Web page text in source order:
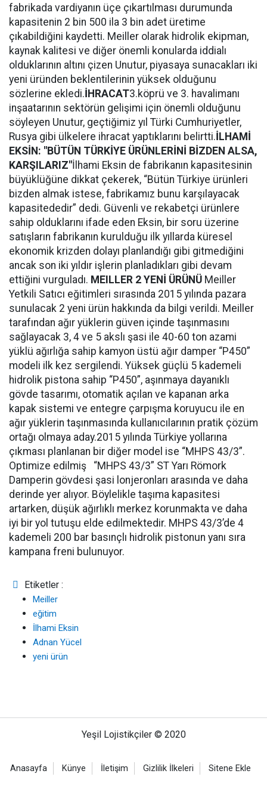
fabrikada vardiyanın üçe çıkartılması durumunda
kapasitenin 2 bin 500 ila 3 bin adet üretime
çıkabildiğini kaydetti. Meiller olarak hidrolik ekipman,
kaynak kalitesi ve diğer önemli konularda iddialı
olduklarının altını çizen Unutur, piyasaya sunacakları iki
yeni üründen beklentilerinin yüksek olduğunu
sözlerine ekledi.İHRACAT3.köprü ve 3. havalimanı
inşaatarının sektörün gelişimi için önemli olduğunu
söyleyen Unutur, geçtiğimiz yıl Türki Cumhuriyetler,
Rusya gibi ülkelere ihracat yaptıklarını belirtti.İLHAMİ
EKSİN: "BÜTÜN TÜRKİYE ÜRÜNLERİNİ BİZDEN ALSA,
KARŞILARIZ"İlhami Eksin de fabrikanın kapasitesinin
büyüklüğüne dikkat çekerek, “Bütün Türkiye ürünleri
bizden almak istese, fabrikamız bunu karşılayacak
kapasitededir” dedi. Güvenli ve rekabetçi ürünlere
sahip olduklarını ifade eden Eksin, bir soru üzerine
satışların fabrikanın kurulduğu ilk yıllarda küresel
ekonomik krizden dolayı planlandığı gibi gitmediğini
ancak son iki yıldır işlerin planladıkları gibi devam
ettiğini vurguladı. MEILLER 2 YENİ ÜRÜNÜ Meiller
Yetkili Satıcı eğitimleri sırasında 2015 yılında pazara
sunulacak 2 yeni ürün hakkında da bilgi verildi. Meiller
tarafından ağır yüklerin güven içinde taşınmasını
sağlayacak 3, 4 ve 5 akslı şasi ile 40-60 ton azami
yüklü ağırlığa sahip kamyon üstü ağır damper “P450”
modeli ilk kez sergilendi. Yüksek güçlü 5 kademeli
hidrolik pistona sahip “P450”, aşınmaya dayanıklı
gövde tasarımı, otomatik açılan ve kapanan arka
kapak sistemi ve entegre çarpışma koruyucu ile en
ağır yüklerin taşınmasında kullanıcılarının pratik çözüm
ortağı olmaya aday.2015 yılında Türkiye yollarına
çıkması planlanan bir diğer model ise “MHPS 43/3”.
Optimize edilmiş “MHPS 43/3” ST Yarı Römork
Damperin gövdesi şasi lonjeronları arasında ve daha
derinde yer alıyor. Böylelikle taşıma kapasitesi
artarken, düşük ağırlıklı merkez korunmakta ve daha
iyi bir yol tutuşu elde edilmektedir. MHPS 43/3’de 4
kademeli 200 bar basınçlı hidrolik pistonun yanı sıra
kampana freni bulunuyor.
Etiketler :
Meiller
eğitim
İlhami Eksin
Adnan Yücel
yeni ürün
Yeşil Lojistikçiler © 2020
Anasayfa Künye İletişim Gizlilik İlkeleri Sitene Ekle